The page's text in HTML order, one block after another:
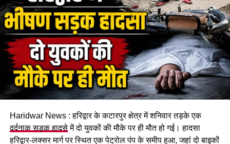
Haridwar News : हरिद्वार के कटारपुर क्षेत्र में शनिवार तड़के एक
दर्दनाक सड़क हादसेमें दो युवकों की मौके पर ही मौत हो गई। हादसा
हरिद्वार-लक्सर मार्ग पर स्थित एक पेट्रोल पंप के समीप हुआ, जहां दो बाइकों